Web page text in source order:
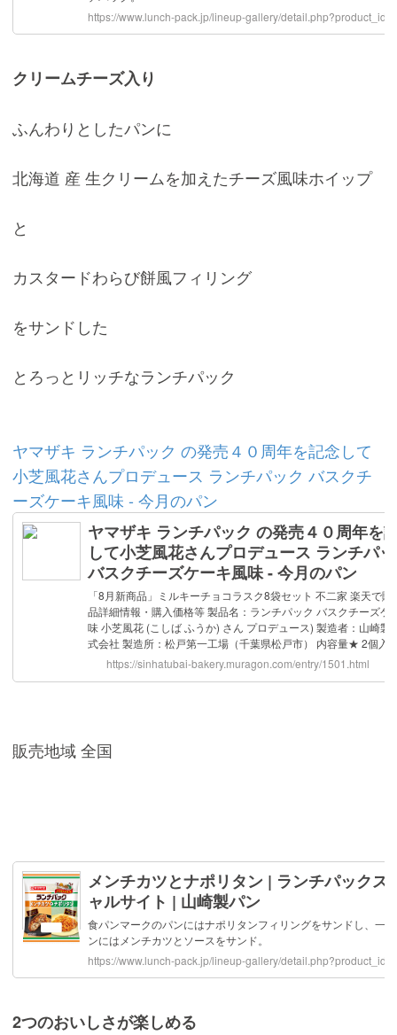
クリームチーズ入り
ふんわりとしたパンに
北海道 産 生クリームを加えたチーズ風味ホイップ
と
カスタードわらび餅風フィリング
をサンドした
とろっとリッチなランチパック
ヤマザキ ランチパック の発売４０周年を記念して
小芝風花さんプロデュース ランチパック バスクチ
ーズケーキ風味 - 今月のパン
販売地域 全国
2つのおいしさが楽しめる